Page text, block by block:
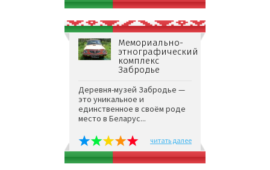
Мемориально-
этнографический
комплекс
Забродье
Деревня-музей Забродье —
это уникальное и
единственное в своём роде
место в Беларус...
читать далее